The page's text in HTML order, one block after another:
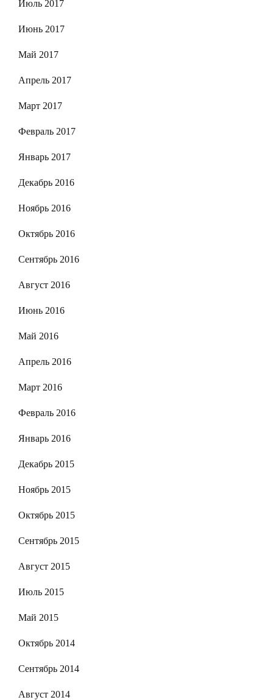
Июль 2017
Июнь 2017
Май 2017
Апрель 2017
Март 2017
Февраль 2017
Январь 2017
Декабрь 2016
Ноябрь 2016
Октябрь 2016
Сентябрь 2016
Август 2016
Июнь 2016
Май 2016
Апрель 2016
Март 2016
Февраль 2016
Январь 2016
Декабрь 2015
Ноябрь 2015
Октябрь 2015
Сентябрь 2015
Август 2015
Июль 2015
Май 2015
Октябрь 2014
Сентябрь 2014
Август 2014